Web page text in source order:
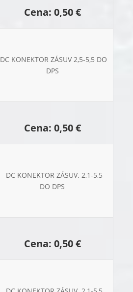
Cena: 0,50 €
DC KONEKTOR ZÁSUV 2,5-5,5 DO
DPS
Cena: 0,50 €
DC KONEKTOR ZÁSUV. 2,1-5,5
DO DPS
Cena: 0,50 €